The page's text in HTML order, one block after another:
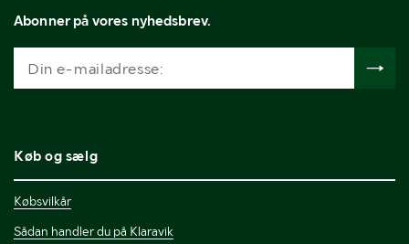
Abonner på vores nyhedsbrev.
Køb og sælg
Købsvilkår
Sådan handler du på Klaravik